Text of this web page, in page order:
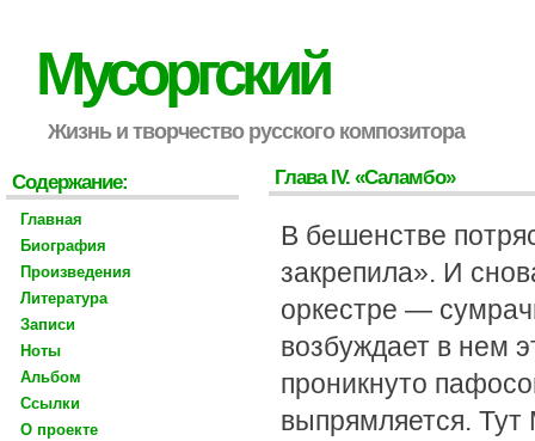
Мусоргский
Жизнь и творчество русского композитора
Глава IV. «Саламбо»
В бешенстве
закрепила». И
оркестре —
возбуждает в нем
проникнуто
выпрямляется. Тут
Содержание:
Главная
Биография
Произведения
Литература
Записи
Ноты
Альбом
Ссылки
О проекте